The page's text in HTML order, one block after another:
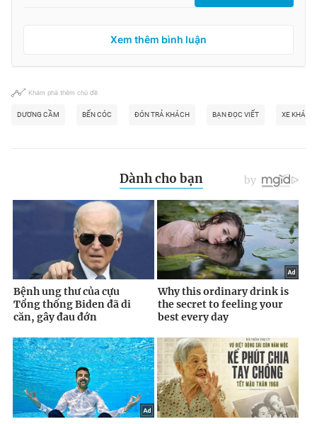
Xem thêm bình luận
Khám phá thêm chủ đề
DƯƠNG CẦM BẾN CÓC ĐÓN TRẢ KHÁCH BẠN ĐỌC VIẾT XE KHÁCH